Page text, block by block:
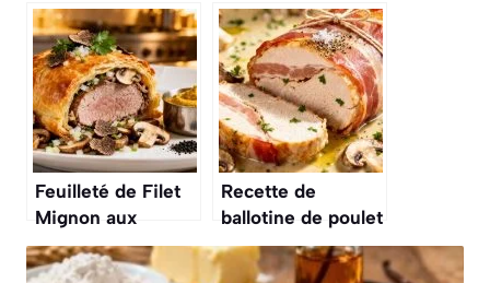
noirs
légères au boeuf :
recette
savoureuse et
saine
Feuilleté de Filet
Mignon aux
Champignons :
recette
Recette de
ballotine de poulet
au bacon et
champignons